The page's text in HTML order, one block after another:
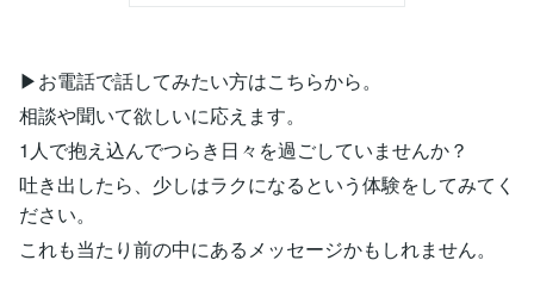
▶︎お電話で話してみたい方はこちらから。
相談や聞いて欲しいに応えます。
1人で抱え込んでつらき日々を過ごしていませんか？
吐き出したら、少しはラクになるという体験をしてみてく
ださい。
これも当たり前の中にあるメッセージかもしれません。